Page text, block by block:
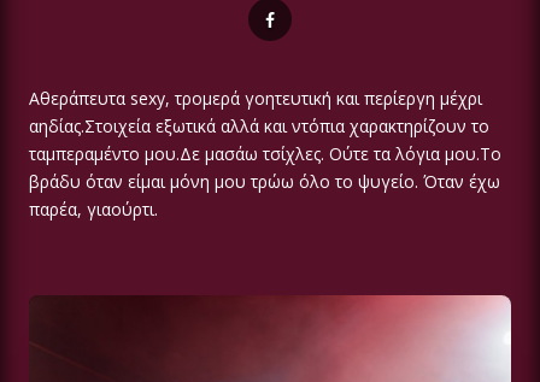
Αθεράπευτα sexy, τρομερά γοητευτική και περίεργη μέχρι
αηδίας.Στοιχεία εξωτικά αλλά και ντόπια χαρακτηρίζουν το
ταμπεραμέντο μου.Δε μασάω τσίχλες. Ούτε τα λόγια μου.Το
βράδυ όταν είμαι μόνη μου τρώω όλο το ψυγείο. Όταν έχω
παρέα, γιαούρτι.